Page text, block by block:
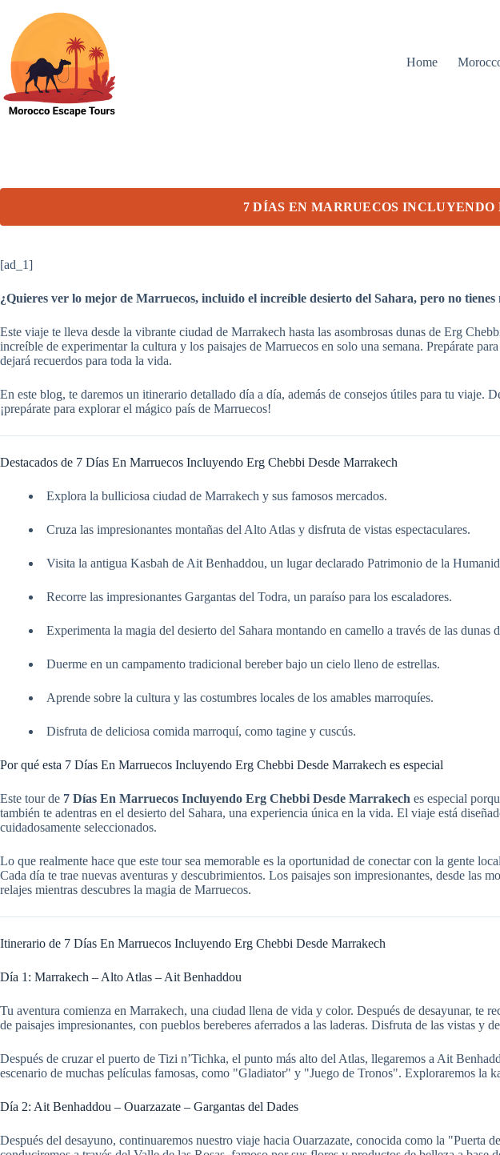
content
Home
7 DÍAS EN MARRUECOS
[ad_1]
¿Quieres ver lo mejor de Marruecos, incluido el increíble desierto del Sahara, pero no
Este viaje te lleva desde la vibrante ciudad de Marrakech hasta las asombrosas dunas de Erg
increíble de experimentar la cultura y los paisajes de Marruecos en solo una semana. Prepárate
dejará recuerdos para toda la vida.
En este blog, te daremos un itinerario detallado día a día, además de consejos útiles para tu
¡prepárate para explorar el mágico país de Marruecos!
Destacados de 7 Días En Marruecos Incluyendo Erg Chebbi Desde Marrakech
Explora la bulliciosa ciudad de Marrakech y sus famosos mercados.
Cruza las impresionantes montañas del Alto Atlas y disfruta de vistas espectaculares.
Visita la antigua Kasbah de Ait Benhaddou, un lugar declarado Patrimonio de la
Recorre las impresionantes Gargantas del Todra, un paraíso para los escaladores.
Experimenta la magia del desierto del Sahara montando en camello a través de las dunas
Duerme en un campamento tradicional bereber bajo un cielo lleno de estrellas.
Aprende sobre la cultura y las costumbres locales de los amables marroquíes.
Disfruta de deliciosa comida marroquí, como tagine y cuscús.
Por qué esta 7 Días En Marruecos Incluyendo Erg Chebbi Desde Marrakech es especial
Este tour de 7 Días En Marruecos Incluyendo Erg Chebbi Desde Marrakech es especial
también te adentras en el desierto del Sahara, una experiencia única en la vida. El viaje está
cuidadosamente seleccionados.
Lo que realmente hace que este tour sea memorable es la oportunidad de conectar con la gente
Cada día te trae nuevas aventuras y descubrimientos. Los paisajes son impresionantes, desde las
relajes mientras descubres la magia de Marruecos.
Itinerario de 7 Días En Marruecos Incluyendo Erg Chebbi Desde Marrakech
Día 1: Marrakech – Alto Atlas – Ait Benhaddou
Tu aventura comienza en Marrakech, una ciudad llena de vida y color. Después de desayunar, te
de paisajes impresionantes, con pueblos bereberes aferrados a las laderas. Disfruta de las vistas y
Después de cruzar el puerto de Tizi n’Tichka, el punto más alto del Atlas, llegaremos a Ait
escenario de muchas películas famosas, como "Gladiator" y "Juego de Tronos". Exploraremos la
Día 2: Ait Benhaddou – Ouarzazate – Gargantas del Dades
Después del desayuno, continuaremos nuestro viaje hacia Ouarzazate, conocida como la